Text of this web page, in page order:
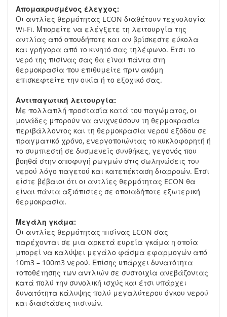
Απομακρυσμένος έλεγχος:
Οι αντλίες θερμότητας ECON διαθέτουν τεχνολογία
Wi-Fi. Μπορείτε να ελέγξετε τη λειτουργία της
αντλίας από οπουδήποτε και αν βρίσκεστε εύκολα
και γρήγορα από το κινητό σας τηλέφωνο. Έτσι το
νερό της πισίνας σας θα είναι πάντα στη
θερμοκρασία που επιθυμείτε πριν ακόμη
επισκεφτείτε την οικία ή το εξοχικό σας.
Αντιπαγωτική λειτουργία:
Με πολλαπλή προστασία κατά του παγώματος, οι
μονάδες μπορούν να ανιχνεύσουν τη θερμοκρασία
περιβάλλοντος και τη θερμοκρασία νερού εξόδου σε
πραγματικό χρόνο, ενεργοποιώντας το κυκλοφορητή ή
το συμπιεστή σε δυσμενείς συνθήκες, γεγονός που
βοηθά στην αποφυγή ρωγμών στις σωληνώσεις του
νερού λόγο παγετού και κατεπέκταση διαρροών. Έτσι
είστε βέβαιοι ότι οι αντλίες θερμότητας ECON θα
είναι πάντα αξιόπιστες σε οποιαδήποτε εξωτερική
θερμοκρασία.
Μεγάλη γκάμα:
Οι αντλίες θερμότητας πισίνας ECON σας
παρέχονται σε μια αρκετά ευρεία γκάμα η οποία
μπορεί να καλύψει μεγάλο φάσμα εφαρμογών από
10m3 – 100m3 νερού. Επίσης υπάρχει δυνατότητα
τοποθέτησης των αντλιών σε συστοιχία ανεβάζοντας
κατά πολύ την συνολική ισχύς και έτσι υπάρχει
δυνατότητα κάλυψης πολύ μεγαλύτερου όγκου νερού
και διαστάσεις πισινών.